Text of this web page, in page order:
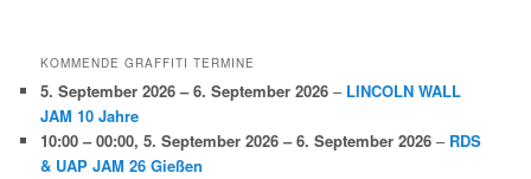
KOMMENDE GRAFFITI TERMINE
5. September 2026 – 6. September 2026 – LINCOLN WALL
JAM 10 Jahre
10:00 – 00:00,5. September 2026 – 6. September 2026 – RDS
& UAP JAM 26 Gießen